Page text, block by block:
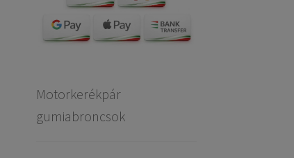
Motorkerékpár
gumiabroncsok